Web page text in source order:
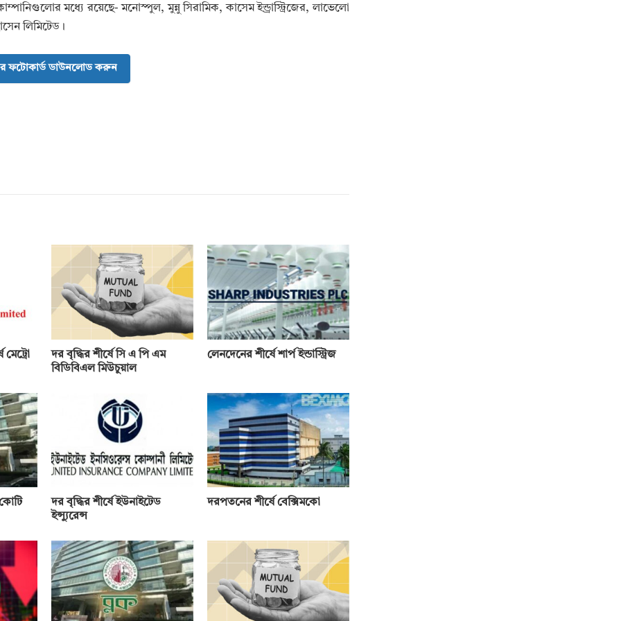
মধ্যে রয়েছে- মনোস্পুল, মুন্নু সিরামিক, কাসেম ইন্ড্রাস্ট্রিজের, লাভেলো
লিমিটেড।
ফটোকার্ড ডাউনলোড করুন
মেট্রো
দর বৃদ্ধির শীর্ষে সি এ পি এম
বিডিবিএল মিউচুয়াল
লেনদেনের শীর্ষে শার্প ইন্ডাস্ট্রিজ
দর বৃদ্ধির শীর্ষে ইউনাইটেড
ইন্স্যুরেন্স
দরপতনের শীর্ষে বেক্সিমকো